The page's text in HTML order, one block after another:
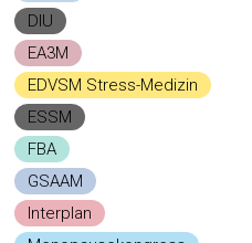
DIU
EA3M
EDVSM Stress-Medizin
ESSM
FBA
GSAAM
Interplan